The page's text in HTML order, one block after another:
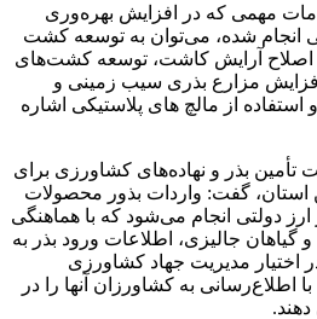
مهمی که در افزایش بهره‌وری
انجام شده، می‌توان به توسعه کشت
اصلاح آرایش کاشت، توسعه کشت‌های
افزایش مزارع بذری سیب زمینی و
از مالچ های پلاستیکی اشاره
تأمین بذر و نهاده‌های کشاورزی برای
گفت: واردات بذور محصولات
دولتی انجام می‌شود که با هماهنگی
جالیزی، اطلاعات ورود بذر به
مدیریت جهاد کشاورزی
اطلاع‌رسانی به کشاورزان آنها را در